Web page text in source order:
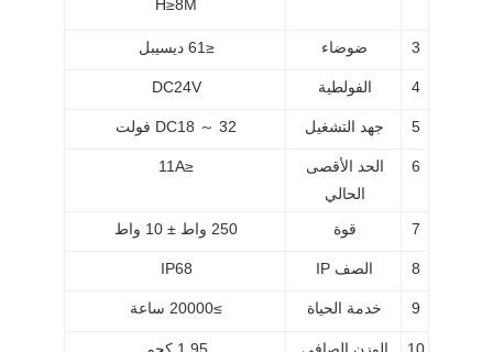
H≥8M
3 ضوضاء ≤61 ديسيبل
4 الفولطية DC24V
5 جهد التشغيل DC18 ～ 32 فولت
6
الحد الأقصى
الحالي
≤11A
7 قوة 250 واط ± 10 واط
8 الصف IP IP68
9 خدمة الحياة ≥20000 ساعة